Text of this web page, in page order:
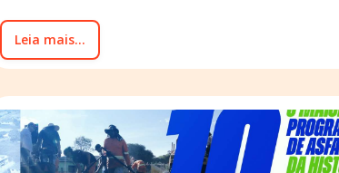
Leia mais...